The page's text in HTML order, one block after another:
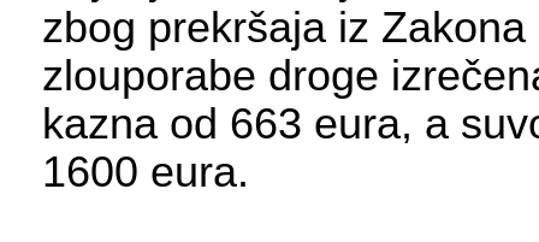
zbog prekršaja iz
zlouporabe droge
kazna od 663 eura, a
1600 eura.